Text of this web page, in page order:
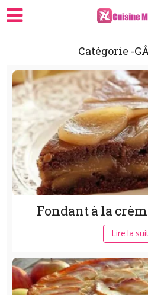
Catégorie -
Fondant à la
Lire la